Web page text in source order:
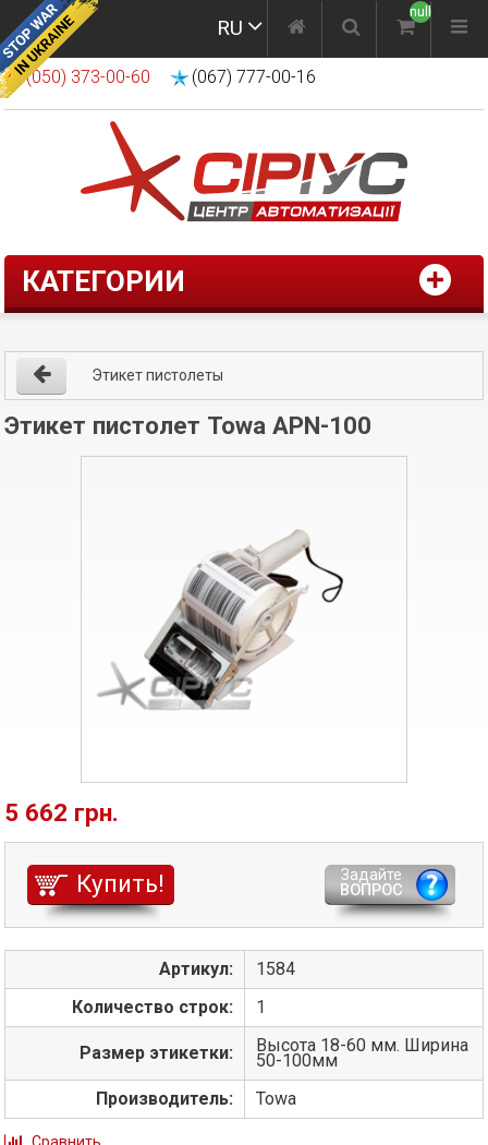
RU
null
(050) 373-00-60 (067) 777-00-16
КАТЕГОРИИ
Этикет пистолеты
Этикет пистолет Towa APN-100
5 662 грн.
Купить!
Задайте
ВОПРОС
Артикул:
1584
Количество строк:
1
Размер этикетки: Высота 18-60 мм. Ширина
50-100мм
Производитель:
Towa